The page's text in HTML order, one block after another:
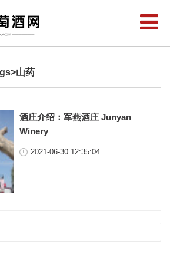
山药
酒庄介绍：军燕酒庄 Junyan
Winery
2021-06-30 12:35:04